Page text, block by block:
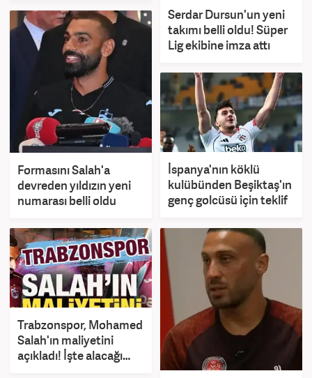
Serdar Dursun'un yeni
takımı belli oldu! Süper
Lig ekibine imza attı
Formasını Salah'a
devreden yıldızın yeni
numarası belli oldu
İspanya'nın köklü
kulübünden Beşiktaş'ın
genç golcüsü için teklif
Trabzonspor, Mohamed
Salah'ın maliyetini
açıkladı! İşte alacağı